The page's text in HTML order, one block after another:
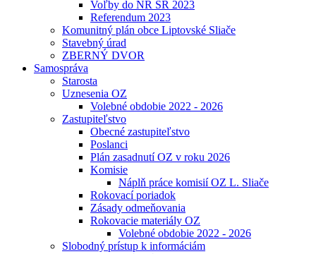
Voľby do NR SR 2023
Referendum 2023
Komunitný plán obce Liptovské Sliače
Stavebný úrad
ZBERNÝ DVOR
Samospráva
Starosta
Uznesenia OZ
Volebné obdobie 2022 - 2026
Zastupiteľstvo
Obecné zastupiteľstvo
Poslanci
Plán zasadnutí OZ v roku 2026
Komisie
Náplň práce komisií OZ L. Sliače
Rokovací poriadok
Zásady odmeňovania
Rokovacie materiály OZ
Volebné obdobie 2022 - 2026
Slobodný prístup k informáciám